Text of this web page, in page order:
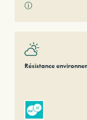
ⓘ
Résistance